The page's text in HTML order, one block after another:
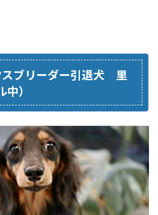
スブリーダー引退犬 里
）